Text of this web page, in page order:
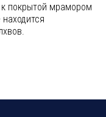
покрытой мрамором